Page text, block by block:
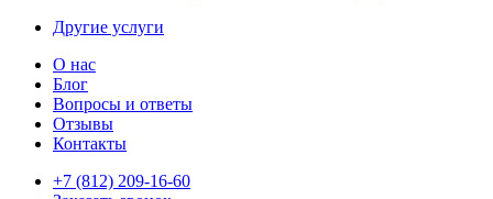
Другие услуги
О нас
Блог
Вопросы и ответы
Отзывы
Контакты
+7 (812) 209-16-60